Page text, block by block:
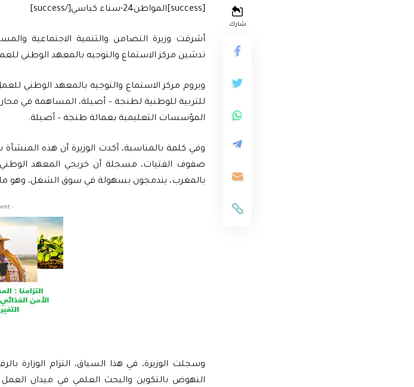
شارك
[success]المواطن24-سناء كباسي[/success]
أشرفت وزيرة التضامن والتنمية الاجتماعية
تدشين مركز الاستماع والتوجيه بالمعهد الوطني
ويروم مركز الاستماع والتوجيه بالمعهد الوطني
للتربية للوطنية لطنجة – أصيلة، المساهمة في
المؤسسات التعليمية بعمالة طنجة – أصيلة.
وفي كلمة بالمناسبة، أكدت الوزيرة أن هذه
صفوف الفتيات، مسجلة أن خريجي المعهد
بالمغرب، يندمجون بسهولة في سوق الشغل، وهو ما
- Advertisement -
وسجلت الوزيرة، في هذا السياق، التزام الوزارة
النهوض بالتكوين والبحث العلمي في ميدان العمل